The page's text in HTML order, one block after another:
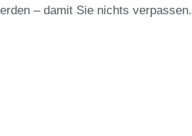
– damit Sie nichts verpassen.